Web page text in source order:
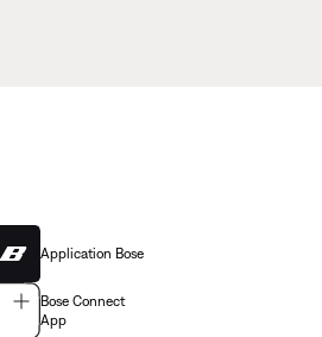
Application Bose
Bose Connect
App